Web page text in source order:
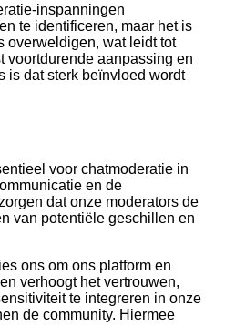
inspanningen
te identificeren, maar het is
overweldigen, wat leidt tot
voortdurende aanpassing en
is dat sterk beïnvloed wordt
voor chatmoderatie in
en de
dat onze moderators de
van potentiële geschillen en
ons om ons platform en
verhoogt het vertrouwen,
te integreren in onze
de community. Hiermee